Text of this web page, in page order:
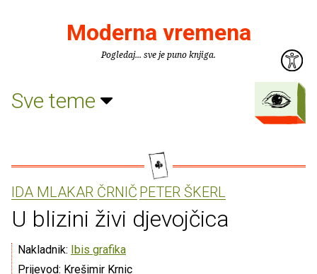
Moderna vremena
Pogledaj... sve je puno knjiga.
Sve teme
IDA MLAKAR ČRNIČ PETER ŠKERL
U blizini živi djevojčica
Nakladnik: Ibis grafika
Prijevod: Krešimir Krnic